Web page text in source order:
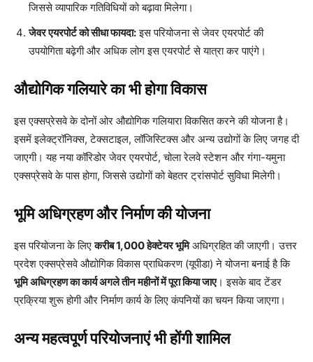
जिससे व्यापारिक गतिविधियों को बढ़ावा मिलेगा।
जेवर एयरपोर्ट को सीधा फायदा:इस परियोजना से जेवर एयरपोर्ट की
उपयोगिता बढ़ेगी और अधिक लोग इस एयरपोर्ट से यात्रा कर पाएंगे।
औद्योगिक गलियारे का भी होगा विकास
इस एक्सप्रेसवे के दोनों ओर औद्योगिक गलियारा विकसित करने की योजना है।
इसमें इलेक्ट्रॉनिक्स, टेक्सटाइल, लॉजिस्टिक्स और अन्य उद्योगों के लिए जगह दी
जाएगी। यह नया कॉरिडोर जेवर एयरपोर्ट, चोला रेलवे स्टेशन और गंगा-यमुना
एक्सप्रेसवे के पास होगा, जिससे उद्योगों को बेहतर ट्रांसपोर्ट सुविधा मिलेगी।
भूमि अधिग्रहण और निर्माण की योजना
इस परियोजना के लिएकरीब 1,000 हेक्टेयर भूमिअधिग्रहित की जाएगी। उत्तर
प्रदेश एक्सप्रेसवे औद्योगिक विकास प्राधिकरण (यूपीडा) ने योजना बनाई है कि
भूमि अधिग्रहण का कार्य अगले तीन महीनों में पूरा किया जाए। इसके बाद टेंडर
प्रक्रिया शुरू होगी और निर्माण कार्य के लिए कंपनियों का चयन किया जाएगा।
अन्य महत्वपूर्ण परियोजनाएं भी होंगी शामिल